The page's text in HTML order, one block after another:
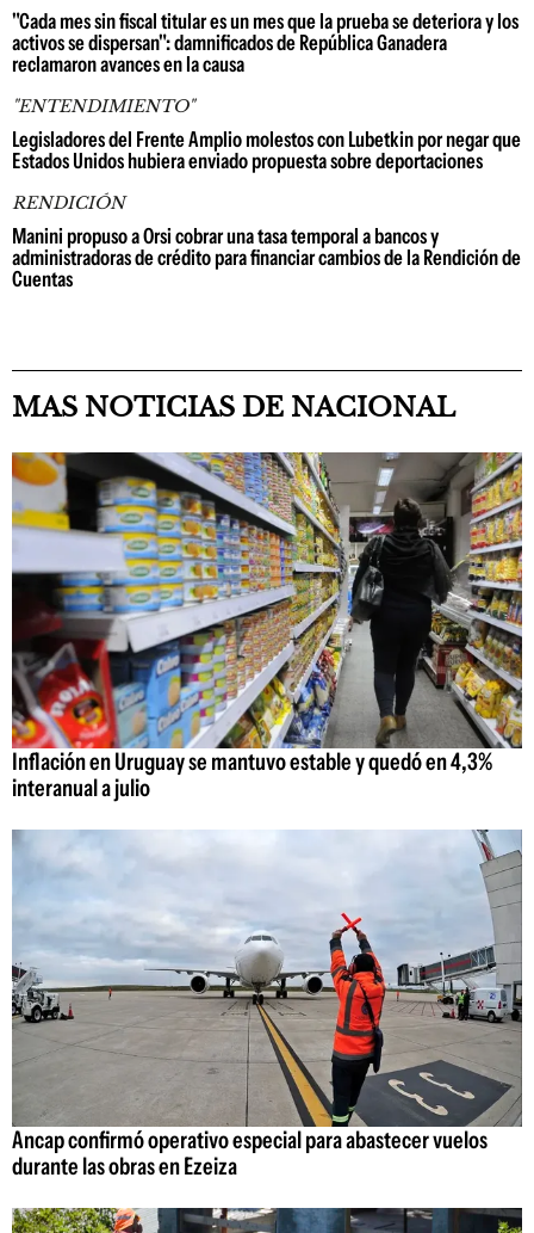
"Cada mes sin fiscal titular es un mes que la prueba se deteriora y los
activos se dispersan": damnificados de República Ganadera
reclamaron avances en la causa
"ENTENDIMIENTO"
Legisladores del Frente Amplio molestos con Lubetkin por negar que
Estados Unidos hubiera enviado propuesta sobre deportaciones
RENDICIÓN
Manini propuso a Orsi cobrar una tasa temporal a bancos y
administradoras de crédito para financiar cambios de la Rendición de
Cuentas
MAS NOTICIAS DE NACIONAL
Inflación en Uruguay se mantuvo estable y quedó en 4,3%
interanual a julio
Ancap confirmó operativo especial para abastecer vuelos
durante las obras en Ezeiza